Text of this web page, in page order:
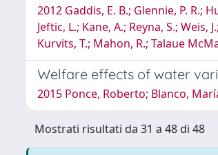
2012 Gaddis, E. B.; Glennie, P. R.;
Jeftic, L.; Kane, A.; Reyna, S.;
Kurvits, T.; Mahon, R.; Talaue
Welfare effects of water
2015 Ponce, Roberto; Blanco,
Mostrati risultati da 31 a 48 di 48